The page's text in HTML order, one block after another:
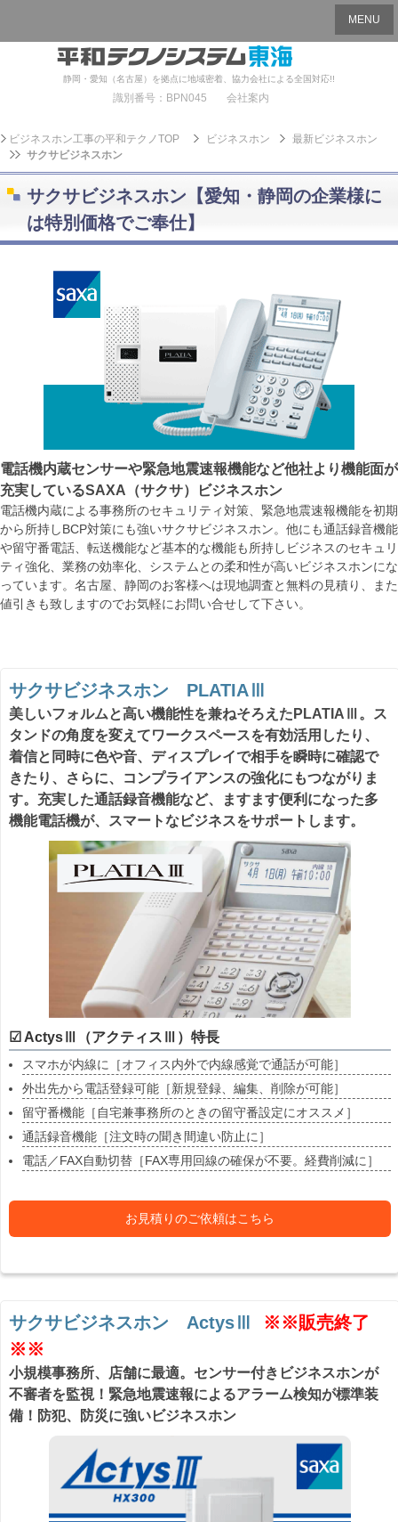
静岡・愛知（名古屋）を拠点に地域密着、協力会社による全国対応!!
識別番号：BPN045 会社案内
MENU
ビジネスホン工事の平和テクノTOP ビジネスホン
最新ビジネスホン
サクサビジネスホン
サクサビジネスホン【愛知・静岡の企業様に
は特別価格でご奉仕】
電話機内蔵センサーや緊急地震速報機能など他社より機能面が
充実しているSAXA（サクサ）ビジネスホン
電話機内蔵による事務所のセキュリティ対策、緊急地震速報機能を初期
から所持しBCP対策にも強いサクサビジネスホン。他にも通話録音機能
や留守番電話、転送機能など基本的な機能も所持しビジネスのセキュリ
ティ強化、業務の効率化、システムとの柔和性が高いビジネスホンにな
っています。名古屋、静岡のお客様へは現地調査と無料の見積り、また
値引きも致しますのでお気軽にお問い合せして下さい。
サクサビジネスホン PLATIAⅢ
美しいフォルムと高い機能性を兼ねそろえたPLATIAⅢ。ス
タンドの角度を変えてワークスペースを有効活用したり、
着信と同時に色や音、ディスプレイで相手を瞬時に確認で
きたり、さらに、コンプライアンスの強化にもつながりま
す。充実した通話録音機能など、ますます便利になった多
機能電話機が、スマートなビジネスをサポートします。
☑ ActysⅢ（アクティスⅢ）特長
スマホが内線に［オフィス内外で内線感覚で通話が可能］
外出先から電話登録可能［新規登録、編集、削除が可能］
留守番機能［自宅兼事務所のときの留守番設定にオススメ］
通話録音機能［注文時の聞き間違い防止に］
電話／FAX自動切替［FAX専用回線の確保が不要。経費削減に］
お見積りのご依頼はこちら
サクサビジネスホン ActysⅢ ※※販売終了
※※
小規模事務所、店舗に最適。センサー付きビジネスホンが
不審者を監視！緊急地震速報によるアラーム検知が標準装
備！防犯、防災に強いビジネスホン